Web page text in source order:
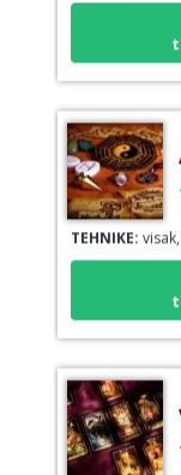
TEHNIKE: